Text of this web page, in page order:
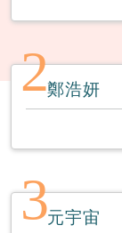
2鄭浩妍
3元宇宙